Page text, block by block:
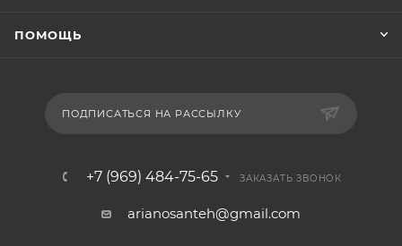
ПОМОЩЬ
ПОДПИСАТЬСЯ НА РАССЫЛКУ
+7 (969) 484-75-65 ЗАКАЗАТЬ ЗВОНОК
arianosanteh@gmail.com